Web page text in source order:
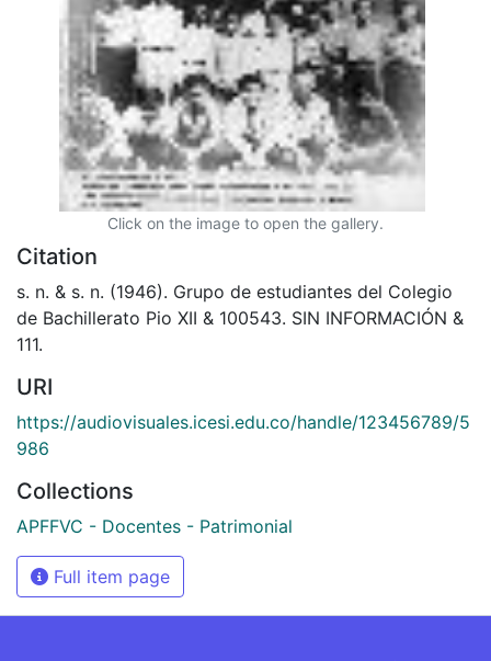
Click on the image to open the gallery.
Citation
s. n. & s. n. (1946). Grupo de estudiantes del Colegio
de Bachillerato Pio XII & 100543. SIN INFORMACIÓN &
111.
URI
https://audiovisuales.icesi.edu.co/handle/123456789/5
986
Collections
APFFVC - Docentes - Patrimonial
Full item page